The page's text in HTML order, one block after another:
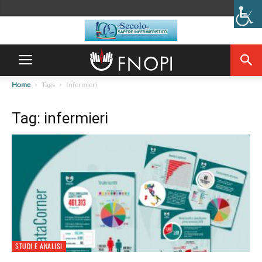
Home Tags Infermieri
Tag: infermieri
STUDI E ANALISI